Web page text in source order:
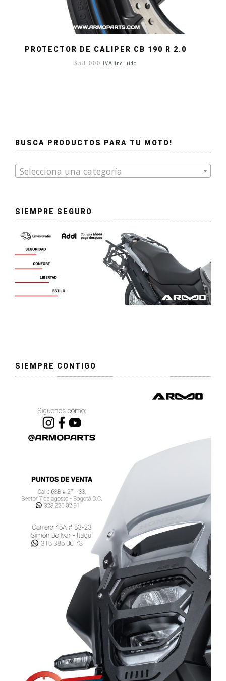
PROTECTOR DE CALIPER CB 190 R 2.0
$58.000 IVA incluido
BUSCA PRODUCTOS PARA TU MOTO!
Selecciona una categoría
SIEMPRE SEGURO
SIEMPRE CONTIGO